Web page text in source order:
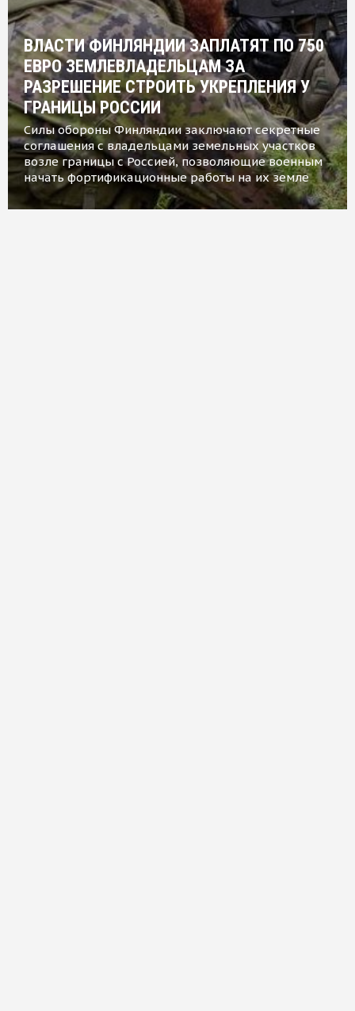
ВЛАСТИ ФИНЛЯНДИИ ЗАПЛАТЯТ ПО 750
ЕВРО ЗЕМЛЕВЛАДЕЛЬЦАМ ЗА
РАЗРЕШЕНИЕ СТРОИТЬ УКРЕПЛЕНИЯ У
ГРАНИЦЫ РОССИИ
Силы обороны Финляндии заключают секретные
соглашения с владельцами земельных участков
возле границы с Россией, позволяющие военным
начать фортификационные работы на их земле